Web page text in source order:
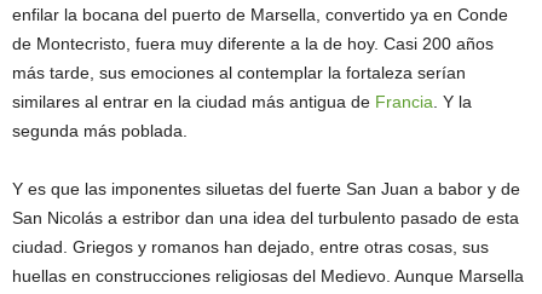
enfilar la bocana del puerto de Marsella, convertido ya en Conde
de Montecristo, fuera muy diferente a la de hoy. Casi 200 años
más tarde, sus emociones al contemplar la fortaleza serían
similares al entrar en la ciudad más antigua de Francia . Y la
segunda más poblada.
Y es que las imponentes siluetas del fuerte San Juan a babor y de
San Nicolás a estribor dan una idea del turbulento pasado de esta
ciudad. Griegos y romanos han dejado, entre otras cosas, sus
huellas en construcciones religiosas del Medievo. Aunque Marsella